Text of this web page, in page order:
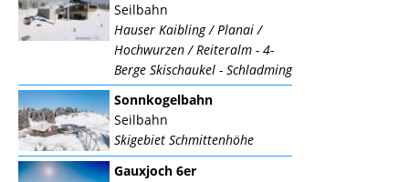
Seilbahn
Hauser Kaibling / Planai /
Hochwurzen / Reiteralm - 4-
Berge Skischaukel - Schladming
Sonnkogelbahn
Seilbahn
Skigebiet Schmittenhöhe
Gauxjoch 6er